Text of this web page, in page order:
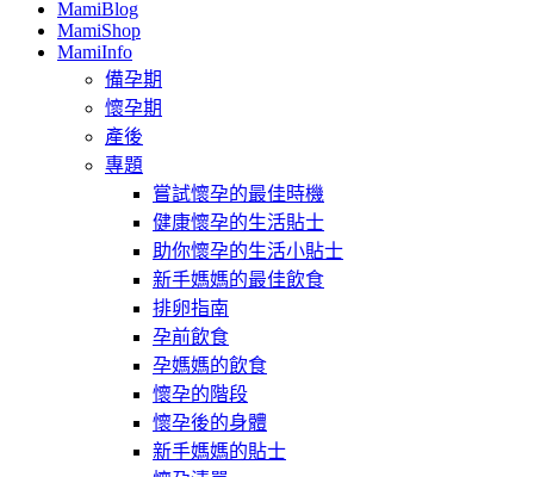
MamiBlog
MamiShop
MamiInfo
備孕期
懷孕期
產後
專題
嘗試懷孕的最佳時機
健康懷孕的生活貼士
助你懷孕的生活小貼士
新手媽媽的最佳飲食
排卵指南
孕前飲食
孕媽媽的飲食
懷孕的階段
懷孕後的身體
新手媽媽的貼士